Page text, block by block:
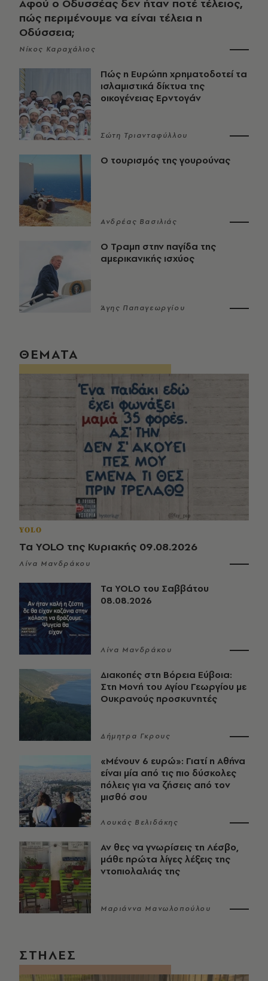
Αφού ο Οδυσσέας δεν ήταν ποτέ τέλειος,
πώς περιμένουμε να είναι τέλεια η
Οδύσσεια;
Νίκος Καραχάλιος
Πώς η Ευρώπη χρηματοδοτεί τα
ισλαμιστικά δίκτυα της
οικογένειας Ερντογάν
Σώτη Τριανταφύλλου
Ο τουρισμός της γουρούνας
Ανδρέας Βασιλιάς
Ο Τραμπ στην παγίδα της
αμερικανικής ισχύος
Άγης Παπαγεωργίου
ΘΕΜΑΤΑ
YOLO
Τα YOLO της Κυριακής 09.08.2026
Λίνα Μανδράκου
Τα YOLO του Σαββάτου
08.08.2026
Λίνα Μανδράκου
Διακοπές στη Βόρεια Εύβοια:
Στη Μονή του Αγίου Γεωργίου με
Ουκρανούς προσκυνητές
Δήμητρα Γκρους
«Μένουν 6 ευρώ»: Γιατί η Αθήνα
είναι μία από τις πιο δύσκολες
πόλεις για να ζήσεις από τον
μισθό σου
Λουκάς Βελιδάκης
Αν θες να γνωρίσεις τη Λέσβο,
μάθε πρώτα λίγες λέξεις της
ντοπιολαλιάς της
Μαριάννα Μανωλοπούλου
ΣΤΗΛΕΣ